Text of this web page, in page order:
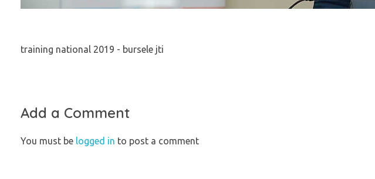
training national 2019 - bursele jti
Add a Comment
You must be logged in to post a comment